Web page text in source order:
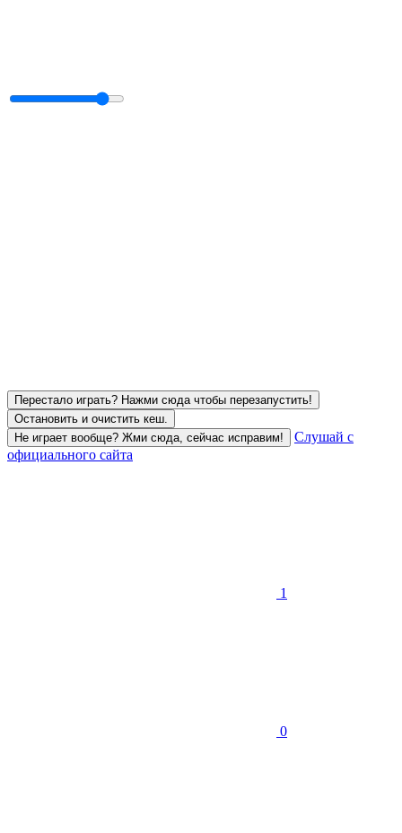
Перестало играть? Нажми сюда чтобы перезапустить!
Остановить и очистить кеш.
Не играет вообще? Жми сюда, сейчас исправим!
Слушай с
официального сайта
1
0